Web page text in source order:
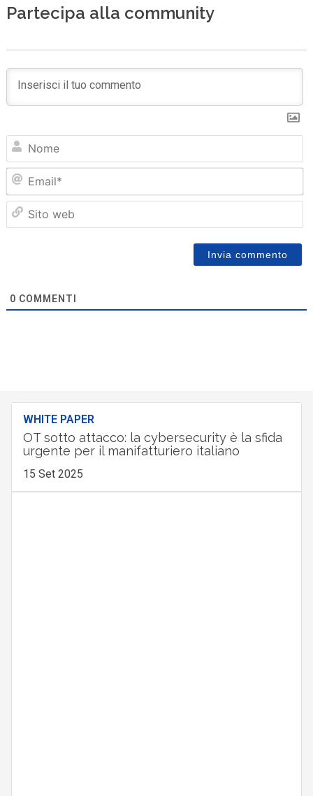
Partecipa alla community
0 COMMENTI
WHITE PAPER
OT sotto attacco: la cybersecurity è la sfida
urgente per il manifatturiero italiano
15 Set 2025